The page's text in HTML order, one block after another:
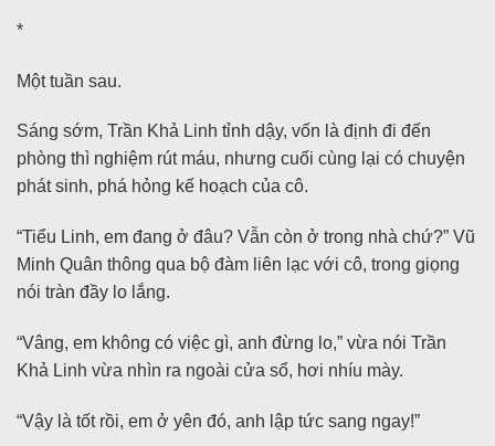
*
Một tuần sau.
Sáng sớm, Trần Khả Linh tỉnh dậy, vốn là định đi đến
phòng thì nghiệm rút máu, nhưng cuối cùng lại có chuyện
phát sinh, phá hỏng kế hoạch của cô.
“Tiểu Linh, em đang ở đâu? Vẫn còn ở trong nhà chứ?” Vũ
Minh Quân thông qua bộ đàm liên lạc với cô, trong giọng
nói tràn đầy lo lắng.
“Vâng, em không có việc gì, anh đừng lo,” vừa nói Trần
Khả Linh vừa nhìn ra ngoài cửa sổ, hơi nhíu mày.
“Vậy là tốt rồi, em ở yên đó, anh lập tức sang ngay!”